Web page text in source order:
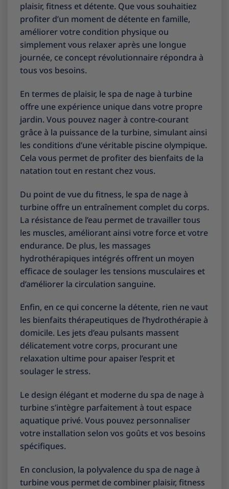
plaisir, fitness et détente. Que vous souhaitiez
profiter d’un moment de détente en famille,
améliorer votre condition physique ou
simplement vous relaxer après une longue
journée, ce concept révolutionnaire répondra à
tous vos besoins.
En termes de plaisir, le spa de nage à turbine
offre une expérience unique dans votre propre
jardin. Vous pouvez nager à contre-courant
grâce à la puissance de la turbine, simulant ainsi
les conditions d’une véritable piscine olympique.
Cela vous permet de profiter des bienfaits de la
natation tout en restant chez vous.
Du point de vue du fitness, le spa de nage à
turbine offre un entraînement complet du corps.
La résistance de l’eau permet de travailler tous
les muscles, améliorant ainsi votre force et votre
endurance. De plus, les massages
hydrothérapiques intégrés offrent un moyen
efficace de soulager les tensions musculaires et
d’améliorer la circulation sanguine.
Enfin, en ce qui concerne la détente, rien ne vaut
les bienfaits thérapeutiques de l’hydrothérapie à
domicile. Les jets d’eau pulsants massent
délicatement votre corps, procurant une
relaxation ultime pour apaiser l’esprit et
soulager le stress.
Le design élégant et moderne du spa de nage à
turbine s’intègre parfaitement à tout espace
aquatique privé. Vous pouvez personnaliser
votre installation selon vos goûts et vos besoins
spécifiques.
En conclusion, la polyvalence du spa de nage à
turbine vous permet de combiner plaisir, fitness